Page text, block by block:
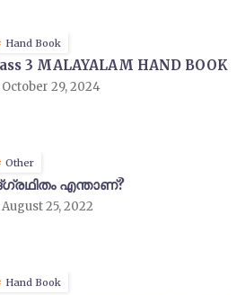
Hand Book
3 MALAYALAM HAND BOOK
October 29, 2024
Other
എന്താണ്?
August 25, 2022
Hand Book